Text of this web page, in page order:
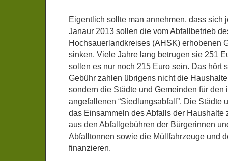
Eigentlich sollte man annehmen, dass sich
Janaur 2013 sollen die vom Abfallbetrieb
Hochsauerlandkreises (AHSK) erhobenen
sinken. Viele Jahre lang betrugen sie 251
sollen es nur noch 215 Euro sein. Das hört
Gebühr zahlen übrigens nicht die
sondern die Städte und Gemeinden für den
angefallenen “Siedlungsabfall”. Die Städte
das Einsammeln des Abfalls der Haushalte
aus den Abfallgebühren der Bürgerinnen
Abfalltonnen sowie die Müllfahrzeuge und
finanzieren.